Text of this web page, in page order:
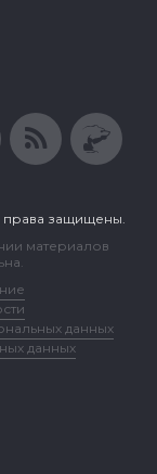
права защищены.
материалов
данных
данных